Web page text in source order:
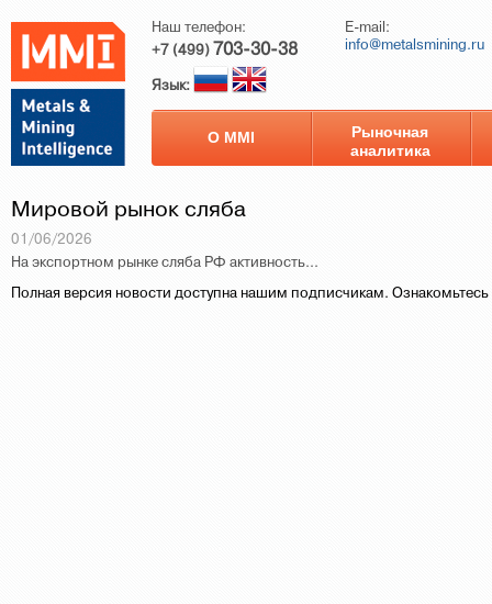
Наш телефон:
+7 (499) 703-30-38
Язык:
E-mail:
info@metalsmining.ru
О ММI
Рыночная
аналитика
Мировой рынок сляба
01/06/2026
На экспортном рынке сляба РФ активность...
Полная версия новости доступна нашим подписчикам.